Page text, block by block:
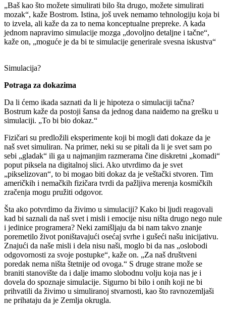
„Baš kao što možete simulirati bilo šta drugo, možete simulirati
mozak“, kaže Bostrom. Istina, još uvek nemamo tehnologiju koja bi
to izvela, ali kaže da za to nema konceptualne prepreke. A kada
jednom napravimo simulacije mozga „dovoljno detaljne i tačne“,
kaže on, „moguće je da bi te simulacije generirale svesna iskustva“
Simulacija?
Potraga za dokazima
Da li ćemo ikada saznati da li je hipoteza o simulaciji tačna?
Bostrum kaže da postoji šansa da jednog dana naiđemo na grešku u
simulaciji. „To bi bio dokaz.“
Fizičari su predložili eksperimente koji bi mogli dati dokaze da je
naš svet simuliran. Na primer, neki su se pitali da li je svet sam po
sebi „gladak“ ili ga u najmanjim razmerama čine diskretni „komadi“
poput piksela na digitalnoj slici. Ako utvrdimo da je svet
„pikselizovan“, to bi mogao biti dokaz da je veštački stvoren. Tim
američkih i nemačkih fizičara tvrdi da pažljiva merenja kosmičkih
zračenja mogu pružiti odgovor.
Šta ako potvrdimo da živimo u simulaciji? Kako bi ljudi reagovali
kad bi saznali da naš svet i misli i emocije nisu ništa drugo nego nule
i jedinice programera? Neki zamišljaju da bi nam takvo znanje
poremetilo život poništavajući osećaj svrhe i gušeći našu inicijativu.
Znajući da naše misli i dela nisu naši, moglo bi da nas „oslobodi
odgovornosti za svoje postupke“, kaže on. „Za naš društveni
poredak nema ništa štetnije od ovoga.“ S druge strane može se
braniti stanovište da i dalje imamo slobodnu volju koja nas je i
dovela do spoznaje simulacije. Sigurno bi bilo i onih koji ne bi
prihvatili da živimo u simuliranoj stvarnosti, kao što ravnozemljaši
ne prihataju da je Zemlja okrugla.